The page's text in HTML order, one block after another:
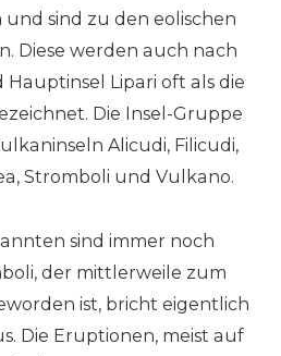
und sind zu den eolischen
Diese werden auch nach
Lipari oft als die
Die Insel-Gruppe
Alicudi, Filicudi,
Stromboli und Vulkano.
sind immer noch
der mittlerweile zum
ist, bricht eigentlich
Die Eruptionen, meist auf